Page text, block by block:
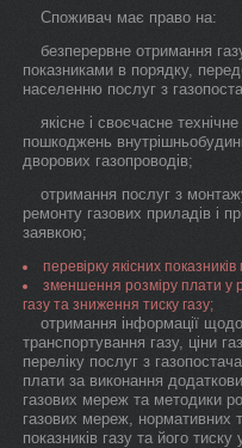
Споживач має право на:
безперервне отримання
показниками в порядку,
населенню послуг з
якісне і своєчасне
пошкоджень
дворових газопроводів;
отримання послуг з
ремонту газових приладів і
заявкою;
перевірку якісних
зменшення розміру плати у
газу та зниження тиску газу;
отримання інформації
транспортування газу, ціни
переліку послуг з
плати за виконання
газових мереж та методики
газових мереж, нормативних
показників газу та його